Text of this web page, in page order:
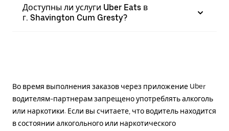
Доступны ли услуги Uber Eats в
г. Shavington Cum Gresty?
Во время выполнения заказов через приложение Uber
водителям-партнерам запрещено употреблять алкоголь
или наркотики. Если вы считаете, что водитель находится
в состоянии алкогольного или наркотического